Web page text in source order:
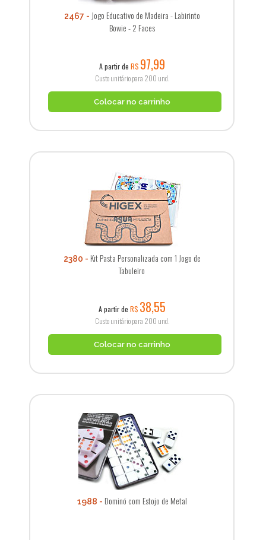
2467
Jogo Educativo de Madeira - Labirinto
Bowie - 2 Faces
A partir de R$ 97,99
Custo unitário para 200 und.
Colocar no carrinho
2380
Kit Pasta Personalizada com 1 Jogo de
Tabuleiro
A partir de R$ 38,55
Custo unitário para 200 und.
Colocar no carrinho
1988 Dominó com Estojo de Metal